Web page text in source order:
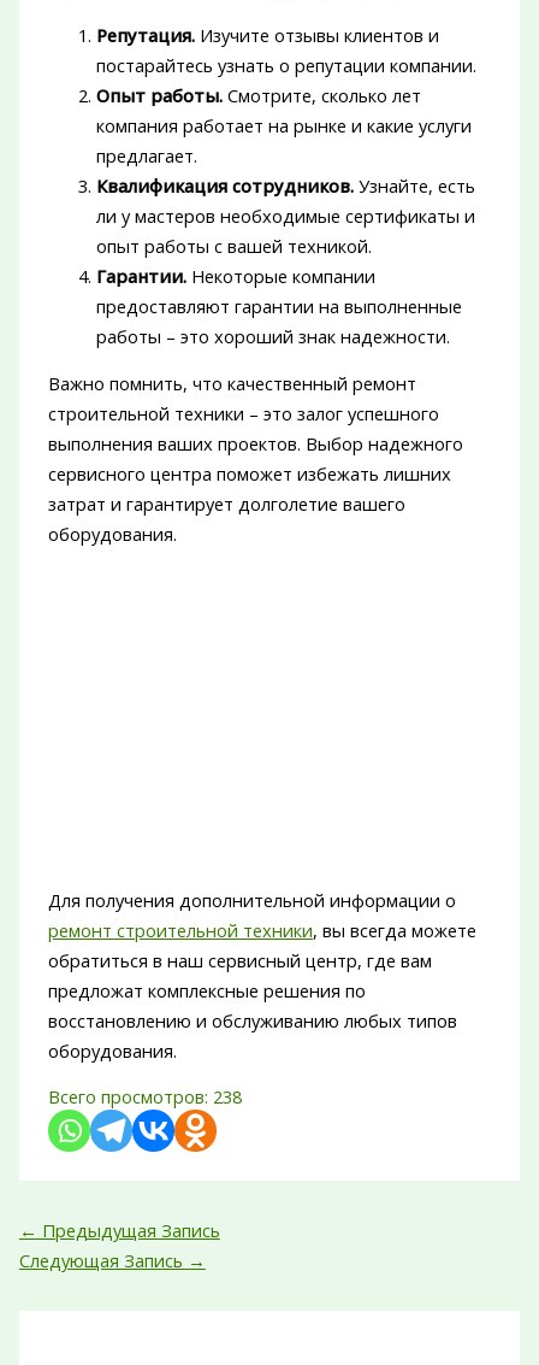
Репутация.Изучите отзывы клиентов и
постарайтесь узнать о репутации компании.
Опыт работы.Смотрите, сколько лет
компания работает на рынке и какие услуги
предлагает.
Квалификация сотрудников.Узнайте, есть
ли у мастеров необходимые сертификаты и
опыт работы с вашей техникой.
Гарантии.Некоторые компании
предоставляют гарантии на выполненные
работы – это хороший знак надежности.
Важно помнить, что качественный ремонт
строительной техники – это залог успешного
выполнения ваших проектов. Выбор надежного
сервисного центра поможет избежать лишних
затрат и гарантирует долголетие вашего
оборудования.
Для получения дополнительной информации о
ремонт строительной техники, вы всегда можете
обратиться в наш сервисный центр, где вам
предложат комплексные решения по
восстановлению и обслуживанию любых типов
оборудования.
Всего просмотров: 238
← Предыдущая Запись
Следующая Запись →